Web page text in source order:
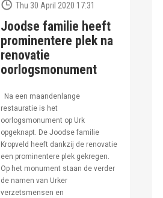
Thu 30 April 2020 17:31
Joodse familie heeft
prominentere plek na
renovatie
oorlogsmonument
Na een maandenlange
restauratie is het
oorlogsmonument op Urk
opgeknapt. De Joodse familie
Kropveld heeft dankzij de renovatie
een prominentere plek gekregen.
Op het monument staan de verder
de namen van Urker
verzetsmensen en